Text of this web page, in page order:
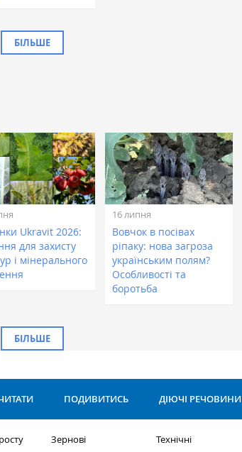
БІЛЬШЕ
Ukravit 2026:
для захисту
і мінерального
16 липня
Вовчок в посівах
ріпаку: нова загроза
українським полям?
Особливості та
боротьба
БІЛЬШЕ
ПОДИВИТИСЬ ДІЮЧІ РЕЧОВИНИ
Зернові Технічні